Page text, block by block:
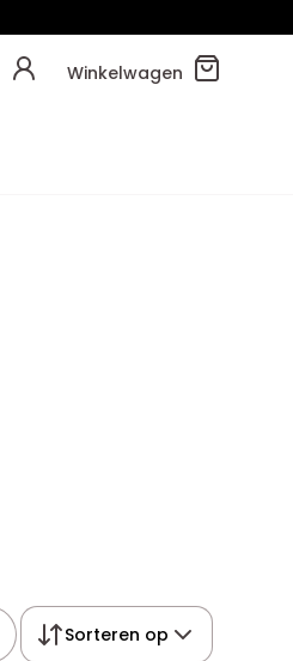
Winkelwagen
Sorteren op